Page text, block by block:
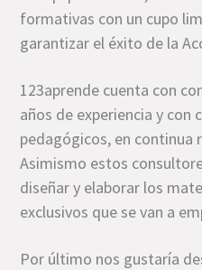
formativas con un cupo
garantizar el éxito de la
123aprende cuenta con
años de experiencia y con
pedagógicos, en continua
Asimismo estos
diseñar y elaborar los
exclusivos que se van a
Por último nos gustaría